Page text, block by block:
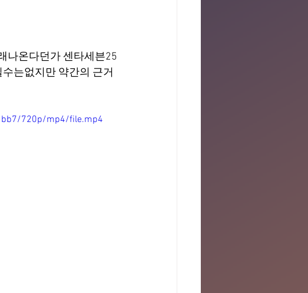
나온다던가 센타세븐25
는없지만 약간의 근거
720p/mp4/file.mp4